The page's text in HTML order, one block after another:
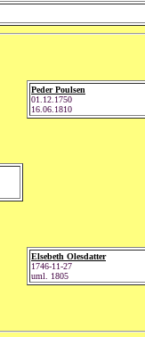
Peder Poulsen
01.12.1750
16.06.1810
Elsebeth Olesdatter
1746-11-27
uml. 1805